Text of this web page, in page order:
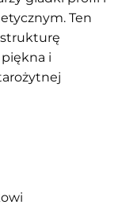
Ten
i